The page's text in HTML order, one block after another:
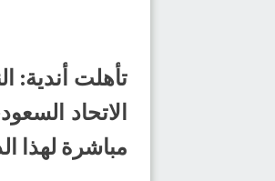
تأهلت أندية:
مباشرة لهذا